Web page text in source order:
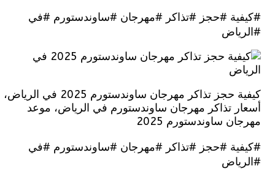
#حجز #تذاكر #مهرجان #ساوندستورم #في
كيفية حجز تذاكر مهرجان ساوندستورم 2025 في الرياض،
تذاكر مهرجان ساوندستورم في الرياض، موعد
ساوندستورم 2025
#حجز #تذاكر #مهرجان #ساوندستورم #في